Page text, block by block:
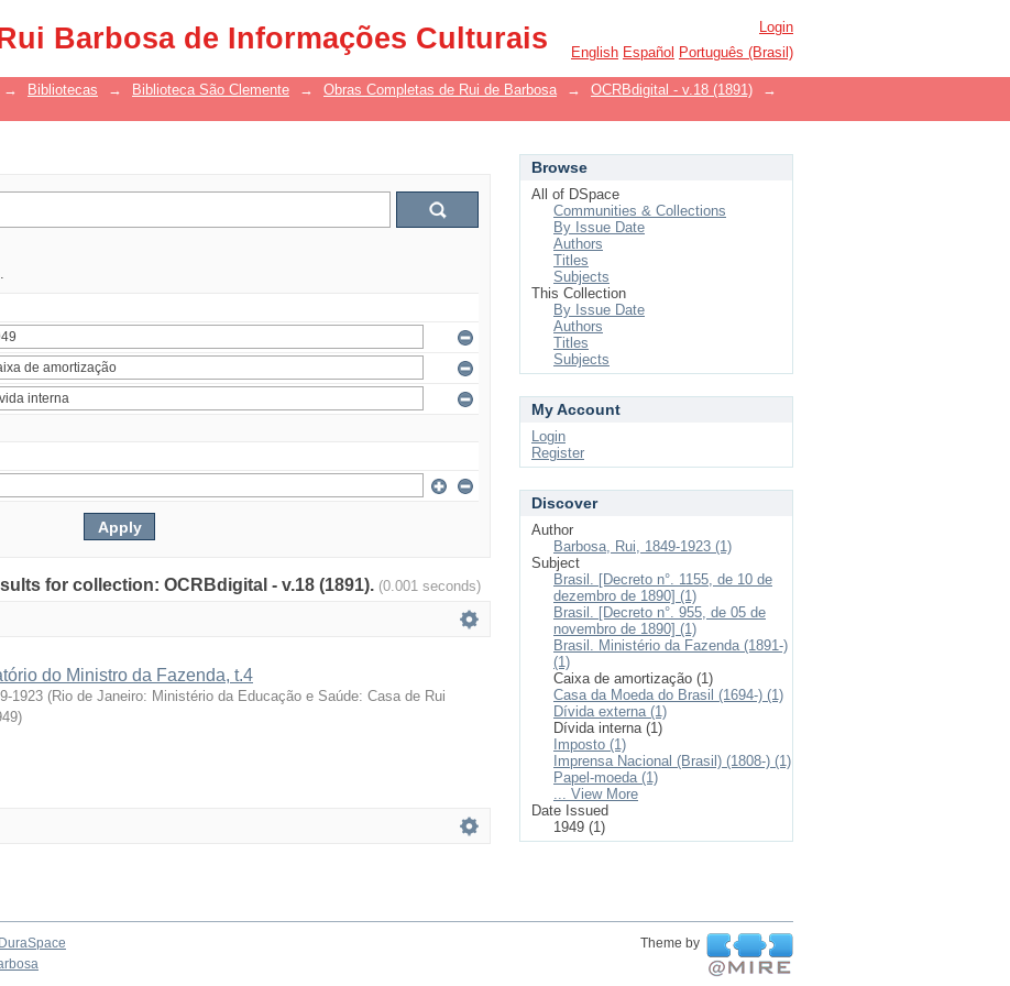
Barbosa de Informações Culturais
Login
English Español Português (Brasil)
→ Bibliotecas → Biblioteca São Clemente → Obras Completas de Rui de Barbosa → OCRBdigital - v.18 (1891)
→
for collection: OCRBdigital - v.18 (1891). (0.001 seconds)
do Ministro da Fazenda, t.4
1923 (Rio de Janeiro: Ministério da Educação e Saúde: Casa de Rui
)
Browse
All of DSpace
Communities & Collections
By Issue Date
Authors
Titles
Subjects
This Collection
By Issue Date
Authors
Titles
Subjects
My Account
Login
Register
Discover
Author
Barbosa, Rui, 1849-1923 (1)
Subject
Brasil. [Decreto n°. 1155, de 10 de
dezembro de 1890] (1)
Brasil. [Decreto n°. 955, de 05 de
novembro de 1890] (1)
Brasil. Ministério da Fazenda (1891-)
(1)
Caixa de amortização (1)
Casa da Moeda do Brasil (1694-) (1)
Dívida externa (1)
Dívida interna (1)
Imposto (1)
Imprensa Nacional (Brasil) (1808-) (1)
Papel-moeda (1)
... View More
Date Issued
1949 (1)
DuraSpace
Theme by